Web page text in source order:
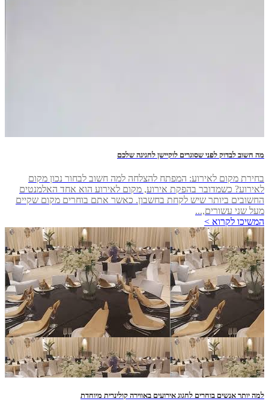
מה חשוב לבדוק לפני שסוגרים לוקיישן לחגיגה שלכם
בחירת מקום לאירוע: המפתח להצלחה למה חשוב לבחור נכון מקום
לאירוע? כשמדובר בהפקת אירוע, מקום לאירוע הוא אחד האלמנטים
החשובים ביותר שיש לקחת בחשבון. כאשר אתם בוחרים מקום שקיים
מעל שני עשורים,...
המשיכו לקרוא >
למה יותר אנשים בוחרים לחגוג אירועים באווירה קולינרית מיוחדת